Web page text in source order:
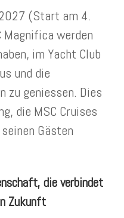
(Start am 4.
werden
im Yacht Club
und die
zu geniessen. Dies
die MSC Cruises
Gästen
die verbindet
Zukunft